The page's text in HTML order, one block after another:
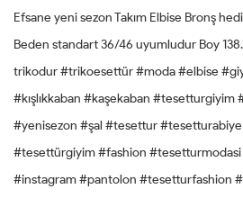
Efsane yeni sezon Takım Elbise Bronş
Beden standart 36/46 uyumludur Boy
trikodur #trikoesettür #moda #elbise
#kışlıkkaban #kaşekaban
#yenisezon #şal #tesettur
#tesettürgiyim #fashion
#instagram #pantolon #tesetturfashion